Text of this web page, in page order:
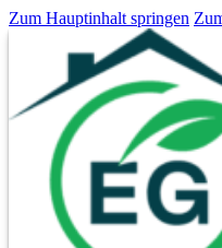
Zum Hauptinhalt springen